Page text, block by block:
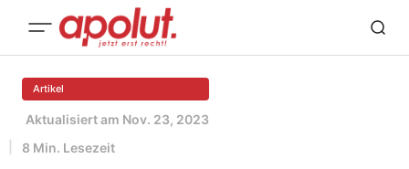
Artikel
Aktualisiert am Nov. 23, 2023
8 Min. Lesezeit